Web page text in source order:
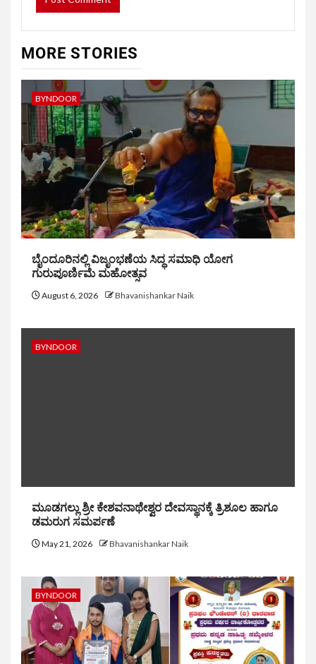
MORE STORIES
BYNDOOR
ಬೈಂದೂರಿನಲ್ಲಿ ವಿಜೃಂಭಣೆಯ ಸಿದ್ಧ ಸಮಾಧಿ ಯೋಗ
ಗುರುಪೂರ್ಣಿಮೆ ಮಹೋತ್ಸವ
August 6, 2026 Bhavanishankar Naik
BYNDOOR
ಮೂಡಗಲ್ಲು ಶ್ರೀ ಕೇಶವನಾಥೇಶ್ವರ ದೇವಸ್ಥಾನಕ್ಕೆ ತ್ರಿಶೂಲ ಹಾಗೂ
ಡಮರುಗ ಸಮರ್ಪಣೆ
May 21, 2026 Bhavanishankar Naik
BYNDOOR